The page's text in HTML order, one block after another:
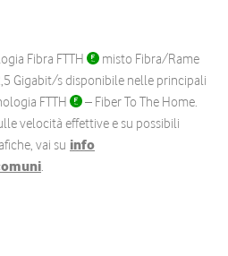
Fibra FTTH
misto Fibra/Rame
Gigabit/s disponibile nelle principali
FTTH
– Fiber To The Home.
velocità effettive e su possibili
vai su info
.